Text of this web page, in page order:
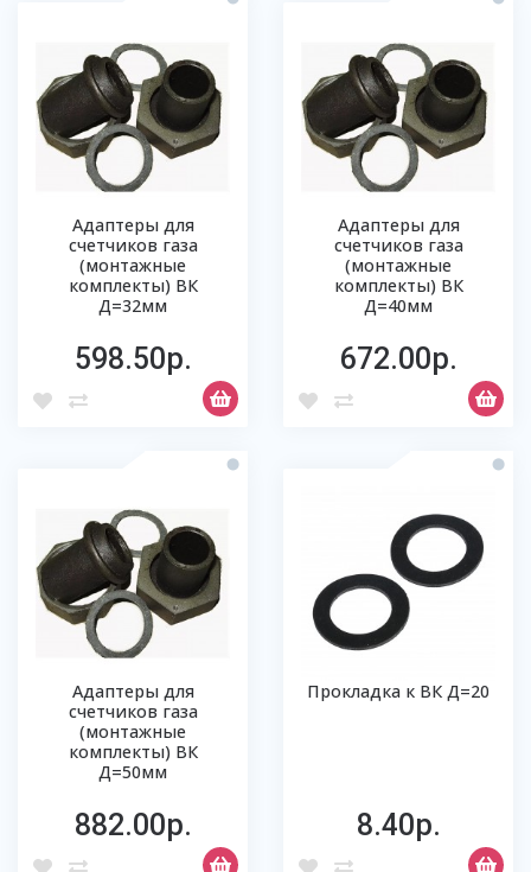
Адаптеры для
счетчиков газа
(монтажные
комплекты) ВК
Д=32мм
598.50р.
Адаптеры для
счетчиков газа
(монтажные
комплекты) ВК
Д=40мм
672.00р.
Адаптеры для
счетчиков газа
(монтажные
комплекты) ВК
Д=50мм
882.00р.
Прокладка к ВК Д=20
8.40р.